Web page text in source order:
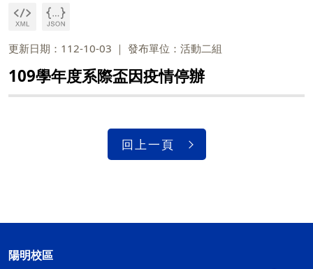
更新日期：112-10-03 發布單位：活動二組
109學年度系際盃因疫情停辦
回上一頁
陽明校區